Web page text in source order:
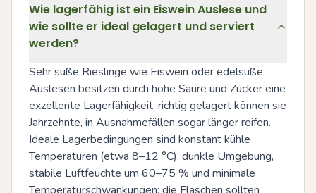
Wie lagerfähig ist ein Eiswein Auslese und
wie sollte er ideal gelagert und serviert
werden?
Sehr süße Rieslinge wie Eiswein oder edelsüße
Auslesen besitzen durch hohe Säure und Zucker eine
exzellente Lagerfähigkeit; richtig gelagert können sie
Jahrzehnte, in Ausnahmefällen sogar länger reifen.
Ideale Lagerbedingungen sind konstant kühle
Temperaturen (etwa 8–12 °C), dunkle Umgebung,
stabile Luftfeuchte um 60–75 % und minimale